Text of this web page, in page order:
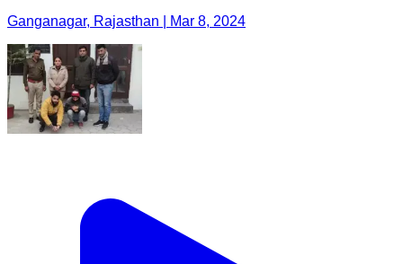
Ganganagar, Rajasthan | Mar 8, 2024